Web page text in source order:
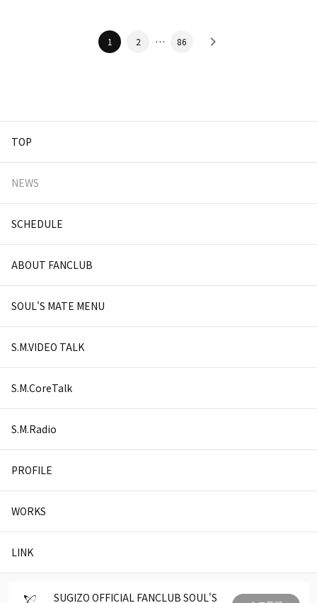
1 2 … 86
TOP
NEWS
SCHEDULE
ABOUT FANCLUB
SOUL'S MATE MENU
S.M.VIDEO TALK
S.M.CoreTalk
S.M.Radio
PROFILE
WORKS
LINK
SUGIZO OFFICIAL FANCLUB SOUL'S